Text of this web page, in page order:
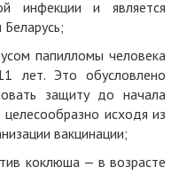
инфекции и является
папилломы человека
лет. Это обусловлено
защиту до начала
исходя из
вакцинации;
коклюша — в возрасте